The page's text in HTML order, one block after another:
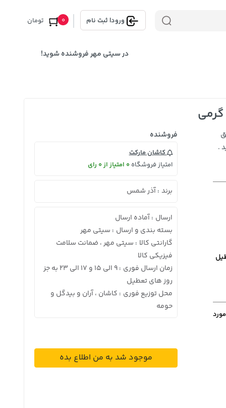
ورود| ثبت نام تومان 0
در سیتی مهر فروشنده شوید!
.
فروشنده
کاشان مارکت
امتیاز فروشگاه0 امتیاز از 0 رای
برند :آذر شمس
ارسال :آماده ارسال
بسته بندی و ارسال : سیتی مهر
گارانتی کالا : سیتی مهر ، ضمانت سلامت
فیزیکی کالا
زمان ارسال فوری :
9 الی 15 و 17 الی 23 به جز
روز های تعطیل
محل توزیع فوری : کاشان ، آران و بیدگل و
حومه
موجود شد به من اطلاع بده